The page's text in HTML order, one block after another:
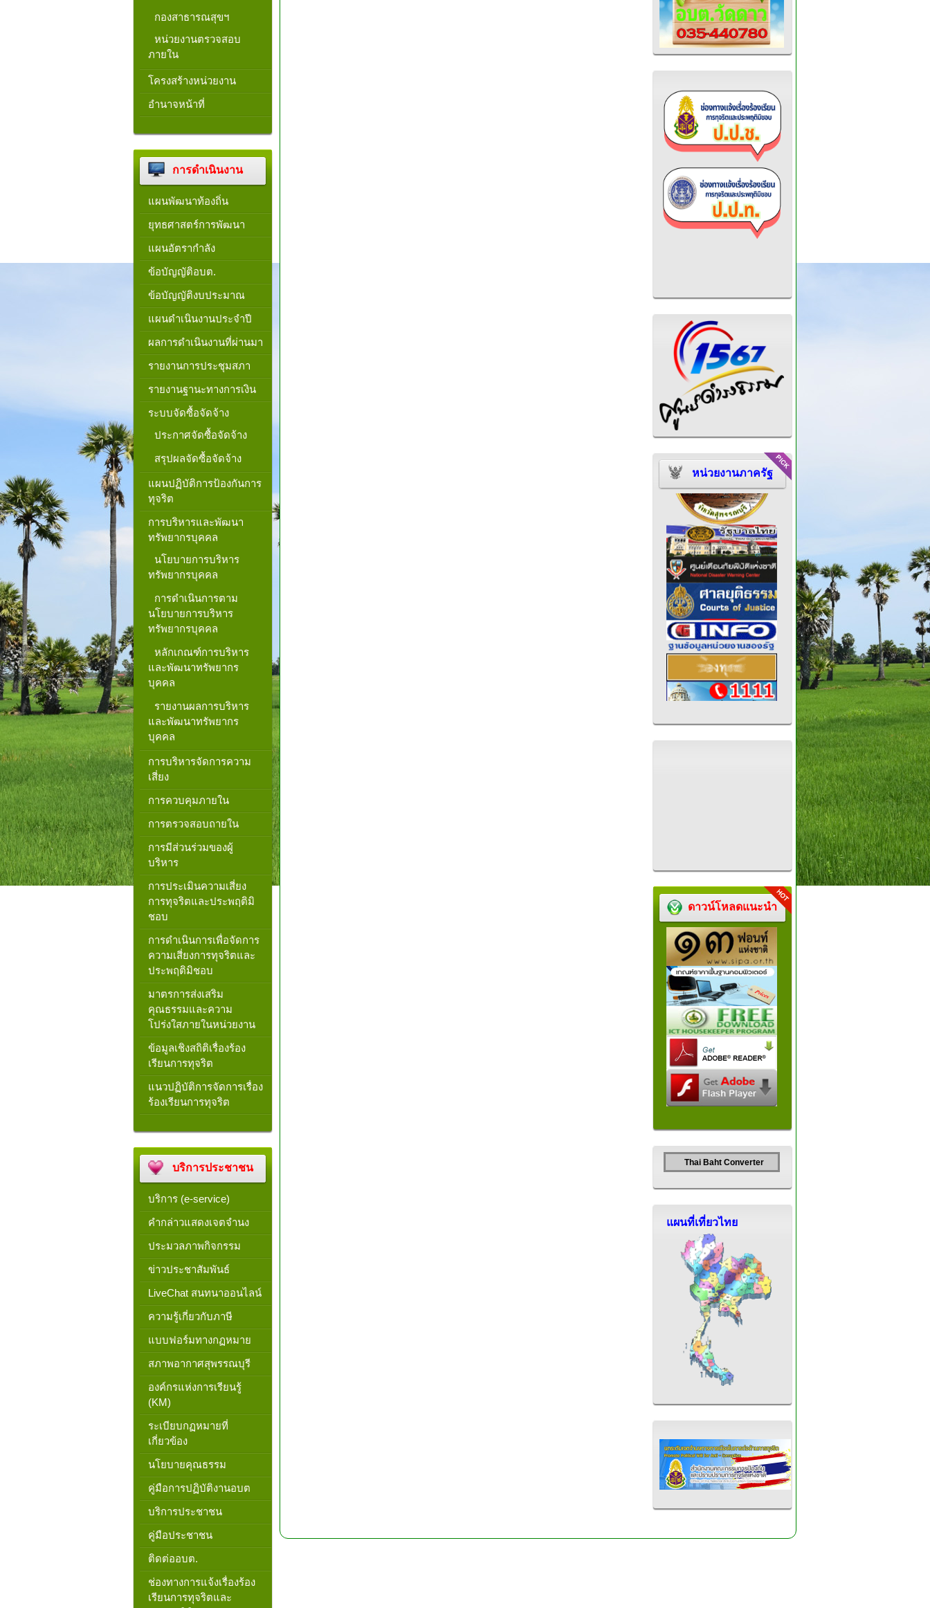
กองสาธารณสุขฯ
หน่วยงานตรวจสอบ
ภายใน
โครงสร้างหน่วยงาน​
อำนาจหน้าที่
การดำเนินงาน
แผนพัฒนาท้องถิ่น
ยุทธศาสตร์การพัฒนา
แผนอัตรากำลัง
ข้อบัญญัติอบต.
ข้อบัญญัติงบประมาณ
แผนดำเนินงานประจำปี
ผลการดำเนินงานที่ผ่านมา
รายงานการประชุมสภา
รายงานฐานะทางการเงิน
ระบบจัดซื้อจัดจ้าง
ประกาศจัดซื้อจัดจ้าง
สรุปผลจัดซื้อจัดจ้าง
แผนปฏิบัติการป้องกันการ
ทุจริต
การบริหารและพัฒนา
ทรัพยากรบุคคล
นโยบายการบริหาร
ทรัพยากรบุคคล
การดำเนินการตาม
นโยบายการบริหาร
ทรัพยากรบุคคล
หลักเกณฑ์การบริหาร
และพัฒนาทรัพยากร
บุคคล
รายงานผลการบริหาร
และพัฒนาทรัพยากร
บุคคล
การบริหารจัดการความ
เสี่ยง
การควบคุมภายใน
การตรวจสอบถายใน
การมีส่วนร่วมของผู้
บริหาร
การประเมินความเสี่ยง
การทุจริตและประพฤติมิ
ชอบ
การดำเนินการเพื่อจัดการ
ความเสี่ยงการทุจริตและ
ประพฤติมิชอบ
มาตรการส่งเสริม
คุณธรรมและความ
โปร่งใสภายในหน่วยงาน
ข้อมูลเชิงสถิติเรื่องร้อง
เรียนการทุจริต
แนวปฏิบัติการจัดการเรื่อง
ร้องเรียนการทุจริต
บริการประชาชน
บริการ (e-service)
คำกล่าวแสดงเจตจำนง
ประมวลภาพกิจกรรม
ข่าวประชาสัมพันธ์
LiveChat สนทนาออนไลน์
ความรู้เกี่ยวกับภาษี
แบบฟอร์มทางกฏหมาย
สภาพอากาศสุพรรณบุรี
องค์กรแห่งการเรียนรู้
(KM)
ระเบียบกฏหมายที่
เกี่ยวข้อง
นโยบายคุณธรรม
คู่มือการปฏิบัติงานอบต
บริการประชาชน
คู่มือประชาชน
ติดต่ออบต.
ช่องทางการแจ้งเรื่องร้อง
เรียนการทุจริตและ
หน่วยงานภาครัฐ
ดาวน์โหลดแนะนำ
Thai Baht Converter
แผนที่เที่ยวไทย